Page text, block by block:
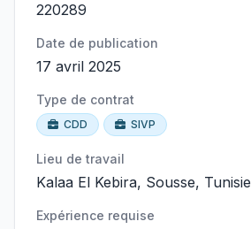
220289
Date de publication
17 avril 2025
Type de contrat
CDD SIVP
Lieu de travail
Kalaa El Kebira, Sousse, Tunisie
Expérience requise